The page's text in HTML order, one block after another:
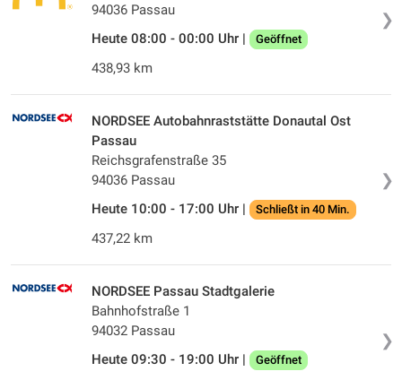
❯
94036 Passau
Heute 08:00 - 00:00 Uhr |
Geöffnet
438,93 km
❯
NORDSEE Autobahnraststätte Donautal Ost
Passau
Reichsgrafenstraße 35
94036 Passau
Heute 10:00 - 17:00 Uhr |
Schließt in 40 Min.
437,22 km
❯
NORDSEE Passau Stadtgalerie
Bahnhofstraße 1
94032 Passau
Heute 09:30 - 19:00 Uhr |
Geöffnet